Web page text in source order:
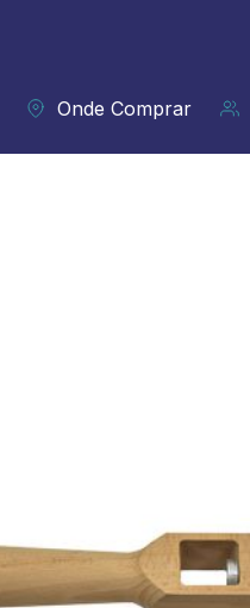
Onde Comprar